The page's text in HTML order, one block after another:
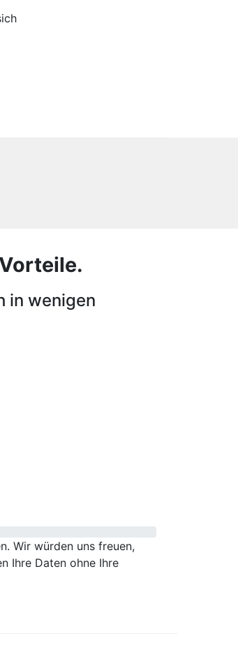
in wenigen
Wir würden uns freuen,
Ihre Daten ohne Ihre